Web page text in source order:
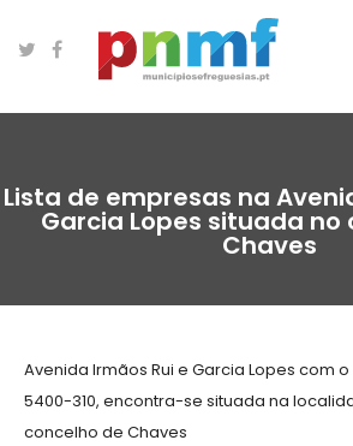
Lista de empresas na
Garcia Lopes situada no
Chaves
Avenida Irmãos Rui e Garcia Lopes com
5400-310, encontra-se situada na
concelho de Chaves